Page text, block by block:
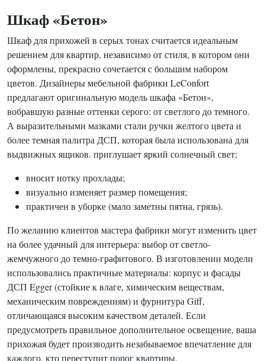
Шкаф «Бетон»
Шкаф для прихожей в серых тонах считается идеальным
решением для квартир, независимо от стиля, в котором они
оформлены, прекрасно сочетается с большим набором
цветов. Дизайнеры мебельной фабрики LeConfort
предлагают оригинальную модель шкафа «Бетон»,
вобравшую разные оттенки серого: от светлого до темного.
А выразительными мазками стали ручки желтого цвета и
более темная палитра ДСП, которая была использована для
выдвижных ящиков. приглушает яркий солнечный свет;
вносит нотку прохлады;
визуально изменяет размер помещения;
практичен в уборке (мало заметны пятна, грязь).
По желанию клиентов мастера фабрики могут изменить цвет
на более удачный для интерьера: выбор от светло-
жемчужного до темно-графитового. В изготовлении модели
использовались практичные материалы: корпус и фасады
ДСП Egger (стойкие к влаге, химическим веществам,
механическим повреждениям) и фурнитура Giff,
отличающаяся высоким качеством деталей. Если
предусмотреть правильное дополнительное освещение, ваша
прихожая будет производить незабываемое впечатление для
каждого, кто переступит порог квартиры.